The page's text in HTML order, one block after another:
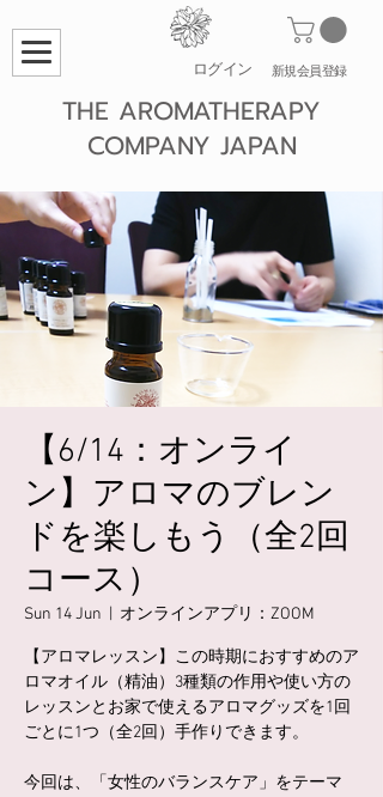
​新規会員登録
ログイン
THE AROMATHERAPY
COMPANY JAPAN
【6/14：オンライ
ン】アロマのブレン
ドを楽しもう（全2回
コース）
Sun 14 Jun
  |
オンラインアプリ：ZOOM
【アロマレッスン】この時期におすすめのア
ロマオイル（精油）3種類の作用や使い方の
レッスンとお家で使えるアロマグッズを1回
ごとに1つ（全2回）手作りできます。
今回は、「女性のバランスケア」をテーマ